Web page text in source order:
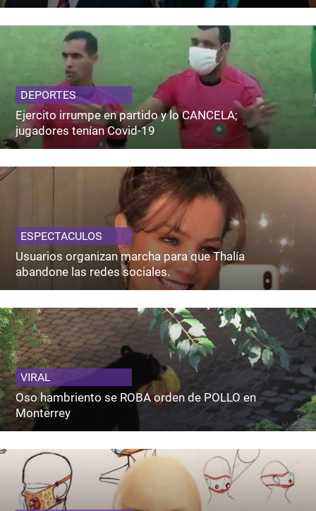
DEPORTES
Ejercito irrumpe en partido y lo CANCELA;
jugadores tenían Covid-19
ESPECTACULOS
Usuarios organizan marcha para que Thalía
abandone las redes sociales.
VIRAL
Oso hambriento se ROBA orden de POLLO en
Monterrey